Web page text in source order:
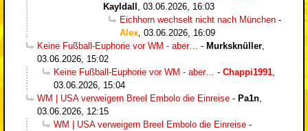
Kayldall , 03.06.2026, 16:03
Eichhorn wechselt nicht nach München -
Alex, 03.06.2026, 16:09
Keine Fußball-Euphorie vor WM - aber… - Murksknüller,
03.06.2026, 15:02
Keine Fußball-Euphorie vor WM - aber… - Chappi1991,
03.06.2026, 15:04
WM | USA verweigern Breel Embolo die Einreise - Pa1n,
03.06.2026, 12:15
WM | USA verweigern Breel Embolo die Einreise -